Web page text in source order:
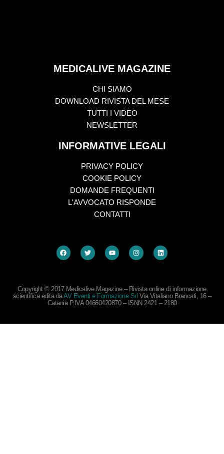
MEDICALIVE MAGAZINE
CHI SIAMO
DOWNLOAD RIVISTA DEL MESE
TUTTI I VIDEO
NEWSLETTER
INFORMATIVE LEGALI
PRIVACY POLICY
COOKIE POLICY
DOMANDE FREQUENTI
L'AVVOCATO RISPONDE
CONTATTI
Copyright © 2017 Medicalive Magazine – Rivista online di informazione
scientifica edita daAV Eventi e Formazione Srl Via Vitaliano Brancati, 16 –
Catania P.IVA 04660420870 – ISNN 2421 – 2180